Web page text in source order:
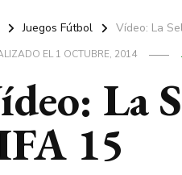
Juegos Fútbol Vídeo: La
EL1 OCTUBRE, 2014
La
15